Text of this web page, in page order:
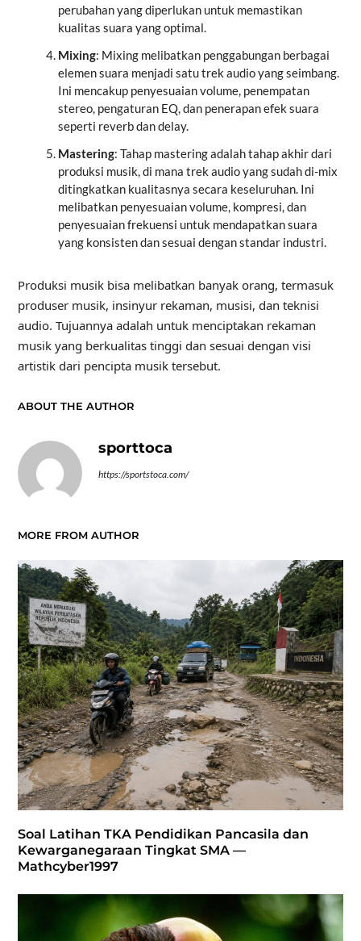
perubahan yang diperlukan untuk memastikan
kualitas suara yang optimal.
Mixing: Mixing melibatkan penggabungan berbagai
elemen suara menjadi satu trek audio yang seimbang.
Ini mencakup penyesuaian volume, penempatan
stereo, pengaturan EQ, dan penerapan efek suara
seperti reverb dan delay.
Mastering: Tahap mastering adalah tahap akhir dari
produksi musik, di mana trek audio yang sudah di-mix
ditingkatkan kualitasnya secara keseluruhan. Ini
melibatkan penyesuaian volume, kompresi, dan
penyesuaian frekuensi untuk mendapatkan suara
yang konsisten dan sesuai dengan standar industri.
Produksi musik bisa melibatkan banyak orang, termasuk
produser musik, insinyur rekaman, musisi, dan teknisi
audio. Tujuannya adalah untuk menciptakan rekaman
musik yang berkualitas tinggi dan sesuai dengan visi
artistik dari pencipta musik tersebut.
ABOUT THE AUTHOR
sporttoca
https://sportstoca.com/
MORE FROM AUTHOR
Soal Latihan TKA Pendidikan Pancasila dan
Kewarganegaraan Tingkat SMA —
Mathcyber1997